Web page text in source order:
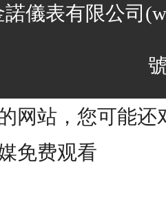
儀表有限公司
网站，您可能还
免费观看